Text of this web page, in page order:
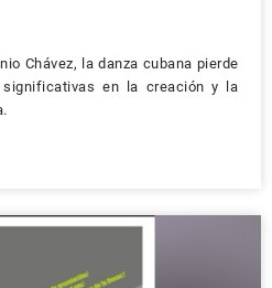
Chávez, la danza cubana pierde
en la creación y la